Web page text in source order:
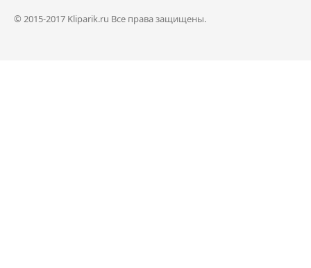
© 2015-2017 Kliparik.ru Все права защищены.